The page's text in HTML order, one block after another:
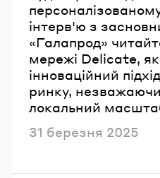
інтерв'ю з
«Галапрод»
мережі Delicate,
інноваційний
ринку,
локальний
Опубліковано
31 березня 2025